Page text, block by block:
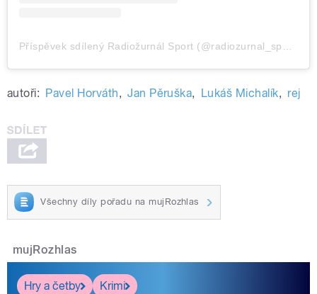
autoři: Pavel Horváth, Jan Pěruška, Lukáš Michalík, rej
Všechny díly pořadu na mujRozhlas
mujRozhlas
Hry a četby Krimi